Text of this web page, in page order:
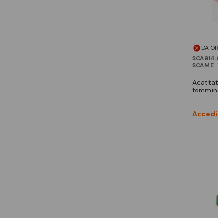
DA
SCAME
adattatore modulo han
femmina
Accedi